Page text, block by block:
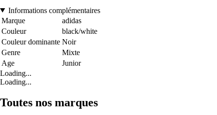
Informations complémentaires
Marque
adidas
Couleur
black/white
Couleur dominante Noir
Genre
Mixte
Age
Junior
Loading...
Loading...
Toutes nos marques